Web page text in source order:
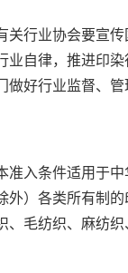
行业协会要宣传
业自律，推进印染
做好行业监督、管
入条件适用于中
外）各类所有制
、毛纺织、麻纺织